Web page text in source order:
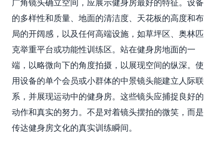
的多样性和质量、地面的清洁度、天花板的高度和布
局的开阔感，以及任何高端设施，如草坪区、奥林匹
克举重平台或功能性训练区。站在健身房地面的一
端，以略微向下的角度拍摄，以展现空间的纵深。使
用设备的单个会员或小群体的中景镜头能建立人际联
系，并展现运动中的健身房。这些镜头应捕捉良好的
动作和真实的努力。不是对着镜头摆拍的微笑，而是
传达健身房文化的真实训练瞬间。